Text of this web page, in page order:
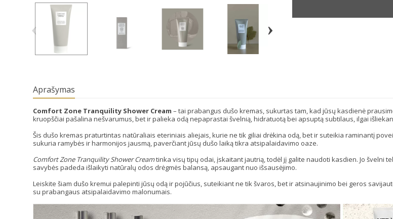
‹ ›
Aprašymas
Comfort Zone Tranquility Shower Cream – tai prabangus dušo kremas, sukurtas tam, kad jūsų kasdienė
kruopščiai pašalina nešvarumus, bet ir palieka odą nepaprastai švelnią, hidratuotą bei apsuptą subtilaus, ilgai
Šis dušo kremas praturtintas natūraliais eteriniais aliejais, kurie ne tik giliai drėkina odą, bet ir suteikia raminantį
sukuria ramybės ir harmonijos jausmą, paverčiant jūsų dušo laiką tikra atsipalaidavimo oaze.
Comfort Zone Tranquility Shower Creamtinka visų tipų odai, įskaitant jautrią, todėl jį galite naudoti kasdien. Jo švelni
savybės padeda išlaikyti natūralų odos drėgmės balansą, apsaugant nuo išsausėjimo.
Leiskite šiam dušo kremui palepinti jūsų odą ir pojūčius, suteikiant ne tik švaros, bet ir atsinaujinimo bei geros
su prabangaus atsipalaidavimo malonumais.